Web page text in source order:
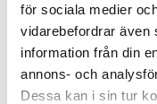
för sociala medier
vidarebefordrar även
information från din
annons- och
Dessa kan i sin tur